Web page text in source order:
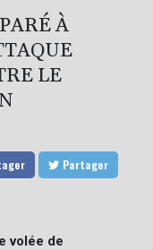
À
LE
Partager
volée de